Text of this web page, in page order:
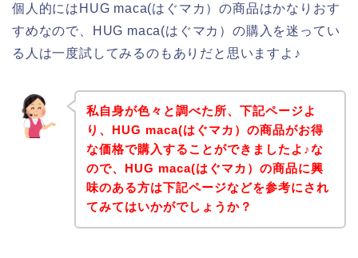
個人的にはHUG maca(はぐマカ）の商品はかなりおす
すめなので、HUG maca(はぐマカ）の購入を迷ってい
る人は一度試してみるのもありだと思いますよ♪
私自身が色々と調べた所、下記ページよ
り、HUG maca(はぐマカ）の商品がお得
な価格で購入することができましたよ♪な
ので、HUG maca(はぐマカ）の商品に興
味のある方は下記ページなどを参考にされ
てみてはいかがでしょうか？